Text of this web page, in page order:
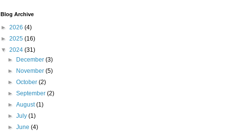
Blog Archive
► 2026 (4)
► 2025 (16)
▼ 2024 (31)
►
December(3)
►
November(5)
►October(2)
►September(2)
►August(1)
►July(1)
►June(4)